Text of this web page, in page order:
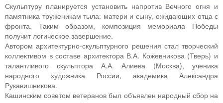
Скульптуру планируется установить напротив Вечного огня и
памятника труженикам тыла: матери и сыну, ожидающих отца с
фронта. Таким образом, композиция мемориала Победы
получит логическое завершение.
Автором архитектурно-скульптурного решения стал творческий
коллективом в составе архитектора В.А. Кожевникова (Тверь) и
талантливого скульптора А.А. Алиева (Москва), ученика
народного художника России, академика Александра
Рукавишникова.
Кашинским советом ветеранов был объявлен народный сбор на